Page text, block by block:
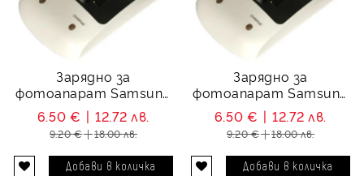
Зарядно за
фотоапарат Samsung
SB-P90A, SB-P90AB
6.50 € 12.72 лв.
9.20 € 18.00 лв.
Зарядно за
фотоапарат Samsung
SB-L70G, SB-L110G
6.50 € 12.72 лв.
9.20 € 18.00 лв.